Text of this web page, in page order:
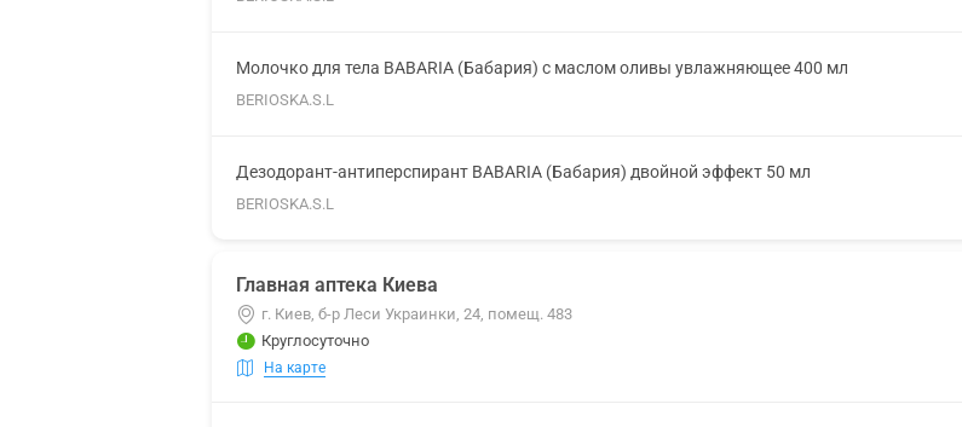
Молочко для тела BABARIA (Бабария) с маслом оливы увлажняющее 400 мл
BERIOSKA.S.L
Дезодорант-антиперспирант BABARIA (Бабария) двойной эффект 50 мл
BERIOSKA.S.L
Главная аптека Киева
г. Киев, б-р Леси Украинки, 24, помещ. 483
Круглосуточно
На карте